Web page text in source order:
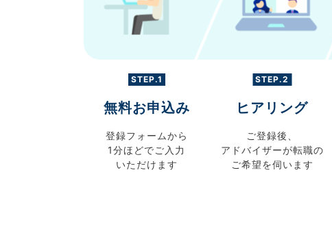
STEP.1
無料お申込み
登録フォームから
1分ほどでご入力
いただけます
STEP.2
ヒアリング
ご登録後、
アドバイザーが転職の
ご希望を伺います